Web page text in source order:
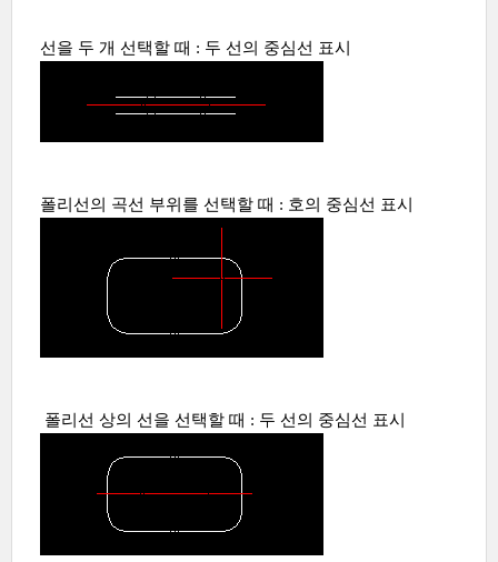
선을 두 개 선택할 때 : 두 선의 중심선 표시
폴리선의 곡선 부위를 선택할 때 : 호의 중심선 표시
폴리선 상의 선을 선택할 때 : 두 선의 중심선 표시